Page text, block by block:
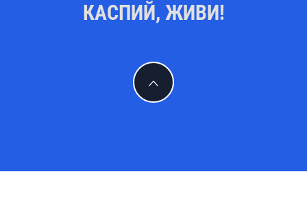
КАСПИЙ, ЖИВИ!